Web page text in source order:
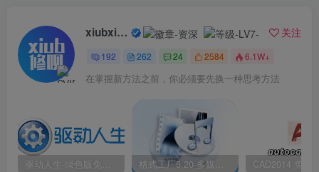
xiubxiub 关注
192 262 24 2584 6.1W+
在掌握新方法之前，你必须要先换一种思考方法
驱动人生-绿色版免安装|一键运行exe 格式工厂5.20-多媒体格式转换工具|免安装绿色版